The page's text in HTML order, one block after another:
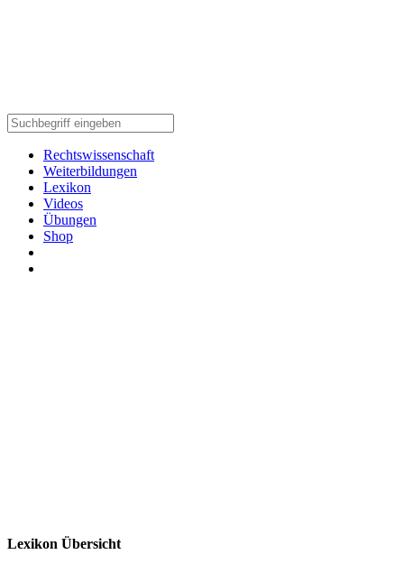
Rechtswissenschaft
Weiterbildungen
Lexikon
Videos
Übungen
Shop
Lexikon Übersicht